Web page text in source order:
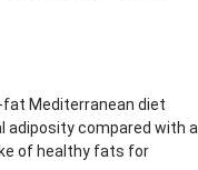
Mediterranean diet
adiposity compared with a
of healthy fats for